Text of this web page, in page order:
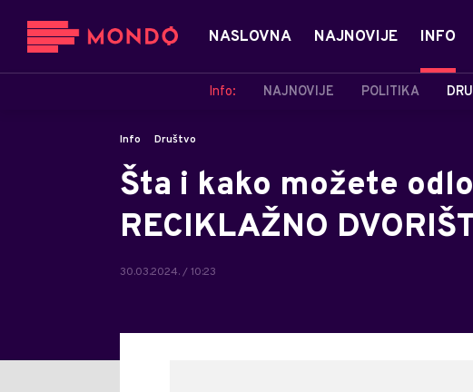
NASLOVNA NAJNOVIJE INFO
Info: NAJNOVIJE POLITIKA
Info Društvo
Šta i kako možete
RECIKLAŽNO
30.03.2024. / 10:23